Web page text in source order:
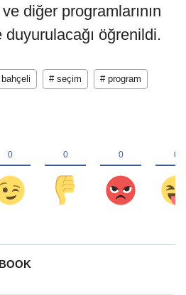
diğer programlarının
öğrenildi.
# seçim # program